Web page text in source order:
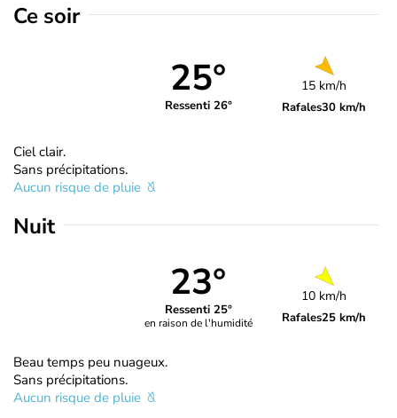
Ce soir
25°
Ressenti 26°
15 km/h
Rafales30 km/h
Ciel clair.
Sans précipitations.
Aucun risque de pluie
Nuit
23°
Ressenti 25°
en raison de l'humidité
10 km/h
Rafales25 km/h
Beau temps peu nuageux.
Sans précipitations.
Aucun risque de pluie